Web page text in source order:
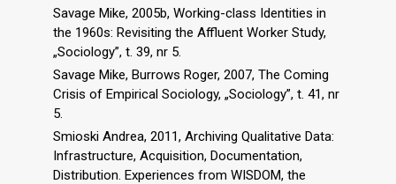
Savage Mike, 2005b, Working-class Identities in
the 1960s: Revisiting the Affluent Worker Study,
„Sociology”, t. 39, nr 5.
Savage Mike, Burrows Roger, 2007, The Coming
Crisis of Empirical Sociology, „Sociology”, t. 41, nr
5.
Smioski Andrea, 2011, Archiving Qualitative Data:
Infrastructure, Acquisition, Documentation,
Distribution. Experiences from WISDOM, the